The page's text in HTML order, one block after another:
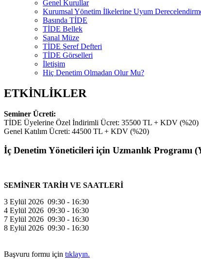
Genel Kurullar
Kurumsal Yönetim İlkelerine Uyum
Basında TİDE
TİDE Bellek
Sanal Müze
TİDE Şeref Defteri
TİDE Görselleri
İletişim
Hiç Denetim Olmadan Olur Mu?
ETKİNLİKLER
Seminer Ücreti:
TİDE Üyelerine Özel İndirimli Ücret: 35500 TL + KDV (%20)
Genel Katılım Ücreti: 44500 TL + KDV (%20)
İç Denetim Yöneticileri için Uzmanlık Programı
SEMİNER TARİH VE SAATLERİ
3 Eylül 2026 09:30 - 16:30
4 Eylül 2026 09:30 - 16:30
7 Eylül 2026 09:30 - 16:30
8 Eylül 2026 09:30 - 16:30
Başvuru formu için tıklayın.